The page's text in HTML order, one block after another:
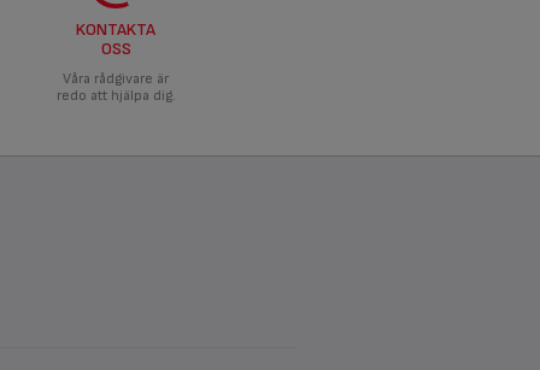
KONTAKTA
OSS
Våra rådgivare är
redo att hjälpa dig.